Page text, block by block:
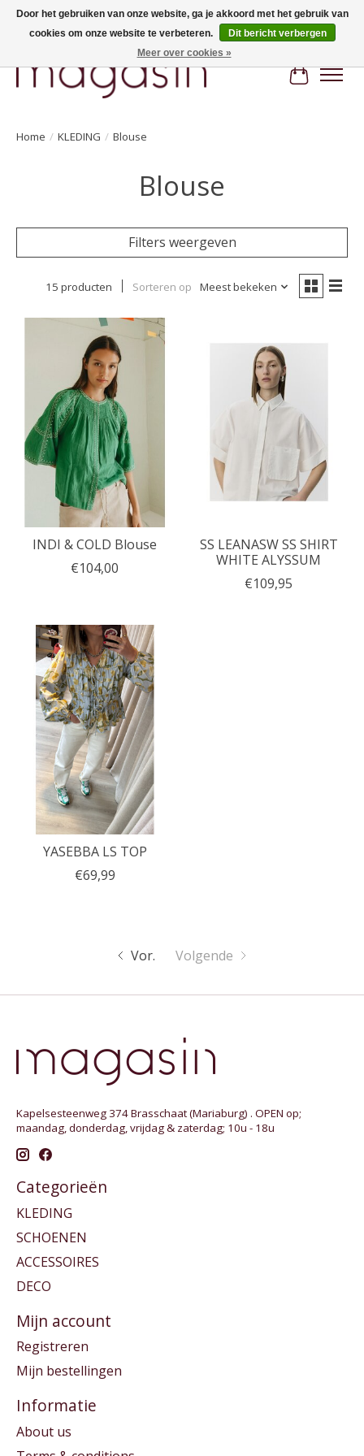
Hi, nice to meet you! Welcome to MAGASIN. Gratis verzending vanaf €100
Home / KLEDING / Blouse
Blouse
Filters weergeven
15 producten Sorteren op Meest bekeken
INDI & COLD Blouse
€104,00
SS LEANASW SS SHIRT
WHITE ALYSSUM
€109,95
YASEBBA LS TOP
€69,99
Vor. Volgende
Kapelsesteenweg 374 Brasschaat (Mariaburg) . OPEN op;
maandag, donderdag, vrijdag & zaterdag; 10u - 18u
Categorieën
KLEDING
SCHOENEN
ACCESSOIRES
DECO
Mijn account
Registreren
Mijn bestellingen
Informatie
About us
Door het gebruiken van onze website, ga je akkoord met het gebruik van
cookies om onze website te verbeteren.
Dit bericht verbergen
Meer over cookies »